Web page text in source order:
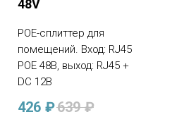
48V
POE-сплиттер для
помещений. Вход: RJ45
POE 48В, выход: RJ45 +
DC 12В
426 ₽639 ₽